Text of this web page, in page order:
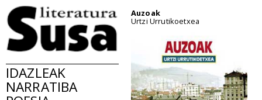
IDAZLEAK
NARRATIBA
Auzoak
Urtzi Urrutikoetxea